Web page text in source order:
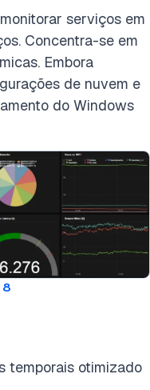
serviços em
Concentra-se em
Embora
de nuvem e
do Windows
8
temporais otimizado